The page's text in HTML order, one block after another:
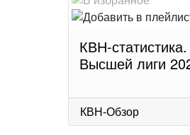
КВН-
Высшей лиги
КВН-Обзор